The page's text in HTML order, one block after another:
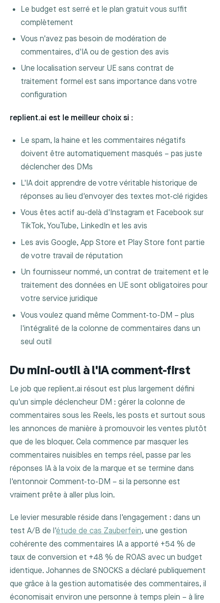
Le budget est serré et le plan gratuit vous suffit
complètement
Vous n'avez pas besoin de modération de
commentaires, d'IA ou de gestion des avis
Une localisation serveur UE sans contrat de
traitement formel est sans importance dans votre
configuration
replient.ai est le meilleur choix si :
Le spam, la haine et les commentaires négatifs
doivent être automatiquement masqués – pas juste
déclencher des DMs
L'IA doit apprendre de votre véritable historique de
réponses au lieu d'envoyer des textes mot-clé rigides
Vous êtes actif au-delà d'Instagram et Facebook sur
TikTok, YouTube, LinkedIn et les avis
Les avis Google, App Store et Play Store font partie
de votre travail de réputation
Un fournisseur nommé, un contrat de traitement et le
traitement des données en UE sont obligatoires pour
votre service juridique
Vous voulez quand même Comment-to-DM – plus
l'intégralité de la colonne de commentaires dans un
seul outil
Du mini-outil à l'IA comment-first
Le job que replient.ai résout est plus largement défini
qu'un simple déclencheur DM : gérer la colonne de
commentaires sous les Reels, les posts et surtout sous
les annonces de manière à promouvoir les ventes plutôt
que de les bloquer. Cela commence par masquer les
commentaires nuisibles en temps réel, passe par les
réponses IA à la voix de la marque et se termine dans
l'entonnoir Comment-to-DM – si la personne est
vraiment prête à aller plus loin.
Le levier mesurable réside dans l'engagement : dans un
test A/B de l'étude de cas Zauberfein, une gestion
cohérente des commentaires IA a apporté +54 % de
taux de conversion et +48 % de ROAS avec un budget
identique. Johannes de SNOCKS a déclaré publiquement
que grâce à la gestion automatisée des commentaires, il
économisait environ une personne à temps plein – à lire